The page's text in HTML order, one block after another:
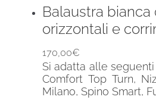
Balaustra
orizzontali e
170,00€
Si adatta alle
Comfort Top Turn,
Milano, Spino Smart,